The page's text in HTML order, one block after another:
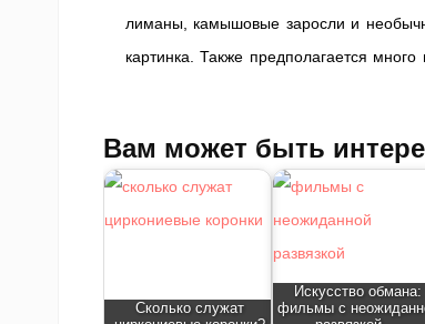
лиманы, камышовые заросли и
картинка. Также предполагается
Вам может быть
Сколько служат
Искусство обмана:
фильмы с